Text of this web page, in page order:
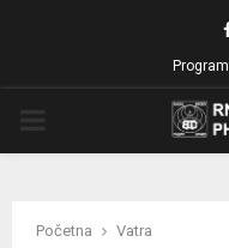
Program
Početna Vatra